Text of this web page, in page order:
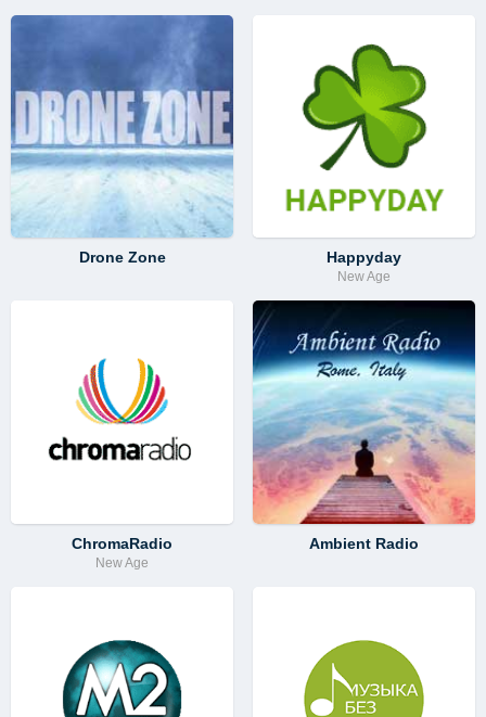
Drone Zone Happyday
New Age
ChromaRadio
New Age
Ambient Radio